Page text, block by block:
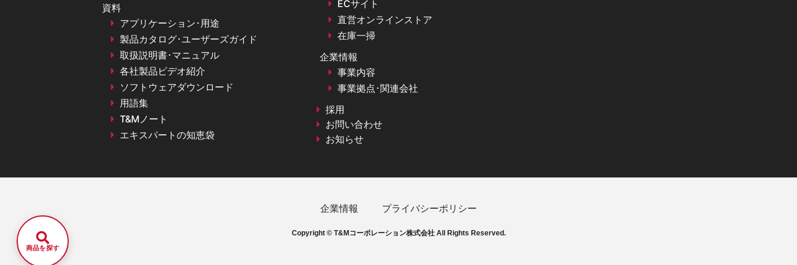
資料
アプリケーション･用途
製品カタログ･ユーザーズガイド
取扱説明書･マニュアル
各社製品ビデオ紹介
ソフトウェアダウンロード
用語集
T&Mノート
エキスパートの知恵袋
ECサイト
直営オンラインストア
在庫一掃
企業情報
事業内容
事業拠点･関連会社
採用
お問い合わせ
お知らせ
商品を探す
企業情報 プライバシーポリシー
Copyright © T&Mコーポレーション株式会社 All Rights Reserved.